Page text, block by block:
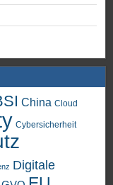
China Cloud
Cybersicherheit
Digitale